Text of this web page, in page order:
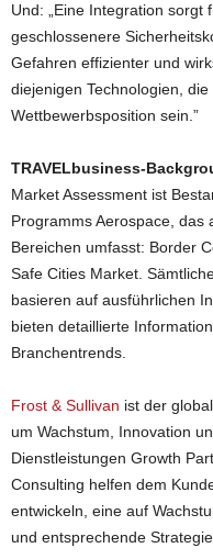
Und: „Eine Integration sorgt
geschlossenere
Gefahren effizienter und
diejenigen Technologien,
Wettbewerbsposition sein.”
TRAVELbusiness-
Market Assessment ist
Programms Aerospace, das
Bereichen umfasst: Border
Safe Cities Market.
basieren auf ausführlichen
bieten detaillierte
Branchentrends.
Frost & Sullivan ist der
um Wachstum, Innovation
Dienstleistungen Growth
Consulting helfen dem
entwickeln, eine auf
und entsprechende